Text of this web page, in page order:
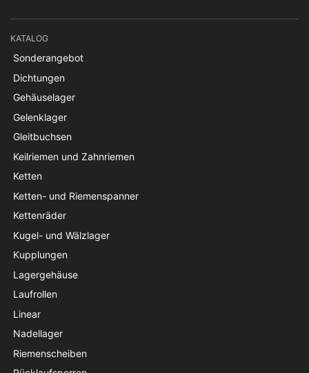
KATALOG
Sonderangebot
Dichtungen
Gehäuselager
Gelenklager
Gleitbuchsen
Keilriemen und Zahnriemen
Ketten
Ketten- und Riemenspanner
Kettenräder
Kugel- und Wälzlager
Kupplungen
Lagergehäuse
Laufrollen
Linear
Nadellager
Riemenscheiben